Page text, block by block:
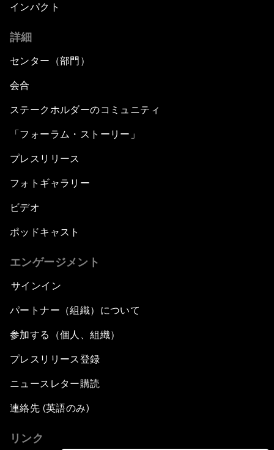
インパクト
詳細
センター（部門）
会合
ステークホルダーのコミュニティ
「フォーラム・ストーリー」
プレスリリース
フォトギャラリー
ビデオ
ポッドキャスト
エンゲージメント
サインイン
パートナー（組織）について
参加する（個人、組織）
プレスリリース登録
ニュースレター購読
連絡先 (英語のみ)
リンク